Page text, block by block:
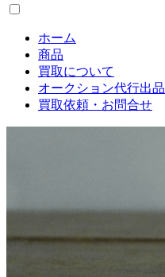
ホーム
商品
買取について
オークション代行出品
買取依頼・お問合せ